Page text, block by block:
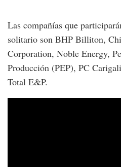
Las compañías que
solitario son BHP Billiton,
Corporation, Noble Energy,
Producción (PEP), PC
Total E&P.